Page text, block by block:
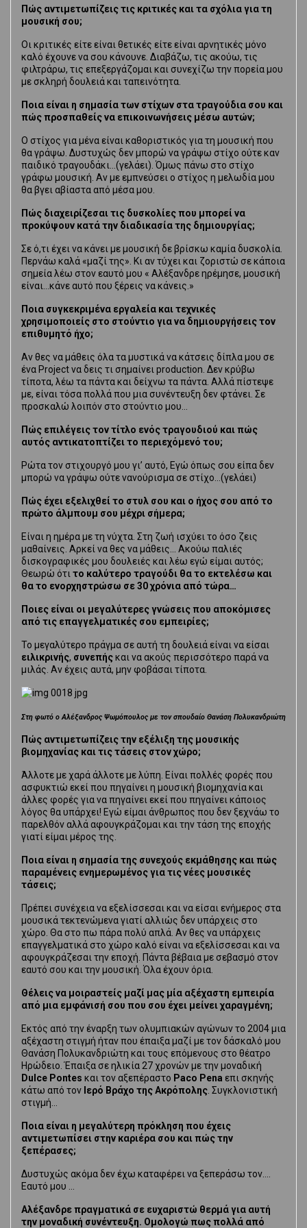
Πώς αντιμετωπίζεις τις κριτικές και τα σχόλια για τη
μουσική σου;
Οι κριτικές είτε είναι θετικές είτε είναι αρνητικές μόνο
καλό έχουνε να σου κάνουνε. Διαβάζω, τις ακούω, τις
φιλτράρω, τις επεξεργάζομαι και συνεχίζω την πορεία μου
με σκληρή δουλειά και ταπεινότητα.
Ποια είναι η σημασία των στίχων στα τραγούδια σου και
πώς προσπαθείς να επικοινωνήσεις μέσω αυτών;
Ο στίχος για μένα είναι καθοριστικός για τη μουσική που
θα γράψω. Δυστυχώς δεν μπορώ να γράψω στίχο ούτε καν
παιδικό τραγουδάκι…(γελάει). Όμως πάνω στο στίχο
γράφω μουσική. Αν με εμπνεύσει ο στίχος η μελωδία μου
θα βγει αβίαστα από μέσα μου.
Πώς διαχειρίζεσαι τις δυσκολίες που μπορεί να
προκύψουν κατά την διαδικασία της δημιουργίας;
Σε ό,τι έχει να κάνει με μουσική δε βρίσκω καμία δυσκολία.
Περνάω καλά «μαζί της». Κι αν τύχει και ζοριστώ σε κάποια
σημεία λέω στον εαυτό μου « Αλέξανδρε ηρέμησε, μουσική
είναι…κάνε αυτό που ξέρεις να κάνεις.»
Ποια συγκεκριμένα εργαλεία και τεχνικές
χρησιμοποιείς στο στούντιο για να δημιουργήσεις τον
επιθυμητό ήχο;
Αν θες να μάθεις όλα τα μυστικά να κάτσεις δίπλα μου σε
ένα Project να δεις τι σημαίνει production. Δεν κρύβω
τίποτα, λέω τα πάντα και δείχνω τα πάντα. Αλλά πίστεψε
με, είναι τόσα πολλά που μια συνέντευξη δεν φτάνει. Σε
προσκαλώ λοιπόν στο στούντιο μου…
Πώς επιλέγεις τον τίτλο ενός τραγουδιού και πώς
αυτός αντικατοπτίζει το περιεχόμενό του;
Ρώτα τον στιχουργό μου γι’ αυτό, Εγώ όπως σου είπα δεν
μπορώ να γράψω ούτε νανούρισμα σε στίχο…(γελάει)
Πώς έχει εξελιχθεί το στυλ σου και ο ήχος σου από το
πρώτο άλμπουμ σου μέχρι σήμερα;
Είναι η ημέρα με τη νύχτα. Στη ζωή ισχύει το όσο ζεις
μαθαίνεις. Αρκεί να θες να μάθεις… Ακούω παλιές
δισκογραφικές μου δουλειές και λέω εγώ είμαι αυτός;
Θεωρώ ότιτο καλύτερο τραγούδι θα το εκτελέσω και
θα το ενορχηστρώσω σε 30 χρόνια από τώρα…
Ποιες είναι οι μεγαλύτερες γνώσεις που αποκόμισες
από τις επαγγελματικές σου εμπειρίες;
Το μεγαλύτερο πράγμα σε αυτή τη δουλειά είναι να είσαι
ειλικρινής, συνεπήςκαι να ακούς περισσότερο παρά να
μιλάς. Αν έχεις αυτά, μην φοβάσαι τίποτα.
Στη φωτό ο Αλέξανδρος Ψωμόπουλος με τον σπουδαίο Θανάση Πολυκανδριώτη
Πώς αντιμετωπίζεις την εξέλιξη της μουσικής
βιομηχανίας και τις τάσεις στον χώρο;
Άλλοτε με χαρά άλλοτε με λύπη. Είναι πολλές φορές που
ασφυκτιώ εκεί που πηγαίνει η μουσική βιομηχανία και
άλλες φορές για να πηγαίνει εκεί που πηγαίνει κάποιος
λόγος θα υπάρχει! Εγώ είμαι άνθρωπος που δεν ξεχνάω το
παρελθόν αλλά αφουγκράζομαι και την τάση της εποχής
γιατί είμαι μέρος της.
Ποια είναι η σημασία της συνεχούς εκμάθησης και πώς
παραμένεις ενημερωμένος για τις νέες μουσικές
τάσεις;
Πρέπει συνέχεια να εξελίσσεσαι και να είσαι ενήμερος στα
μουσικά τεκτενώμενα γιατί αλλιώς δεν υπάρχεις στο
χώρο. Θα στο πω πάρα πολύ απλά. Αν θες να υπάρχεις
επαγγελματικά στο χώρο καλό είναι να εξελίσσεσαι και να
αφουγκράζεσαι την εποχή. Πάντα βέβαια με σεβασμό στον
εαυτό σου και την μουσική. Όλα έχουν όρια.
Θέλεις να μοιραστείς μαζί μας μία αξέχαστη εμπειρία
από μια εμφάνισή σου που σου έχει μείνει χαραγμένη;
Εκτός από την έναρξη των ολυμπιακών αγώνων το 2004 μια
αξέχαστη στιγμή ήταν που έπαιξα μαζί με τον δάσκαλό μου
Θανάση Πολυκανδριώτη και τους επόμενους στο θέατρο
Ηρώδειο. Έπαιξα σε ηλικία 27 χρονών με την μοναδική
Dulce Pontes και τον αξεπέραστο Paco Pena επι σκηνής
κάτω από τον Ιερό Βράχο της Ακρόπολης. Συγκλονιστική
στιγμή…
Ποια είναι η μεγαλύτερη πρόκληση που έχεις
αντιμετωπίσει στην καριέρα σου και πώς την
ξεπέρασες;
Δυστυχώς ακόμα δεν έχω καταφέρει να ξεπεράσω τον….
Εαυτό μου …
Αλέξανδρε πραγματικά σε ευχαριστώ θερμά για αυτή
την μοναδική συνέντευξη. Ομολογώ πως πολλά από